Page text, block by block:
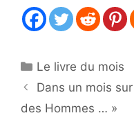
Catégories
Le livre du mois
Dans un mois
des Hommes … »